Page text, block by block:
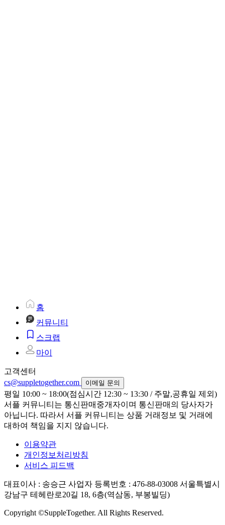
홈
커뮤니티
스크랩
마이
고객센터
cs@suppletogether.com
이메일 문의
평일 10:00 ~ 18:00(점심시간 12:30 ~ 13:30 / 주말,공휴일 제외)
서플 커뮤니티는 통신판매중개자이며 통신판매의 당사자가
아닙니다. 따라서 서플 커뮤니티는 상품 거래정보 및 거래에
대하여 책임을 지지 않습니다.
이용약관
개인정보처리방침
서비스 피드백
대표이사 : 송승근 사업자 등록번호 : 476-88-03008 서울특별시
강남구 테헤란로20길 18, 6층(역삼동, 부봉빌딩)
Copyright ©SuppleTogether. All Rights Reserved.